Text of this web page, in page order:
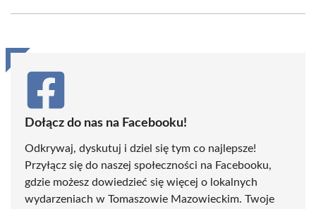
(Twitter)
Dołącz do nas na Facebooku!
Odkrywaj, dyskutuj i dziel się tym co najlepsze!
Przyłącz się do naszej społeczności na Facebooku,
gdzie możesz dowiedzieć się więcej o lokalnych
wydarzeniach w Tomaszowie Mazowieckim. Twoje